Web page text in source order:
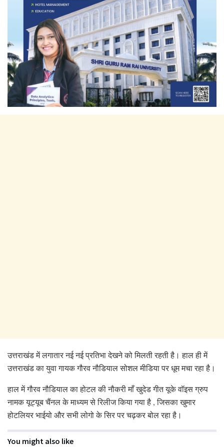
उत्तराखंड में लगातार नई नई प्रतिभा देखने को मिलती रहती है। हाल ही में
उत्तराखंड का युवा गायक गौरव नौडियाल सोशल मीडिया पर धूम मचा रहा है।
हाल में गौरव नौडियाल का होटल की नौकरी माँ खुदेड गीत यूके वॉइस ग्रुप
नामक यूट्यूब चैंनल के माध्यम से रिलीज किया गया है , जिसका खुमार
होटलियर भाईयो और सभी लोगो के सिर पर चढ़कर बोल रहा है।
You might also like